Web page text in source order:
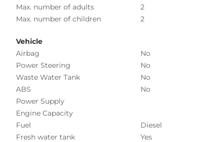
Max. number of adults
2
Max. number of children
2
Vehicle
Airbag
No
Power Steering
No
Waste Water Tank
No
ABS
No
Power Supply
Engine Capacity
Fuel
Diesel
Fresh water tank
Yes